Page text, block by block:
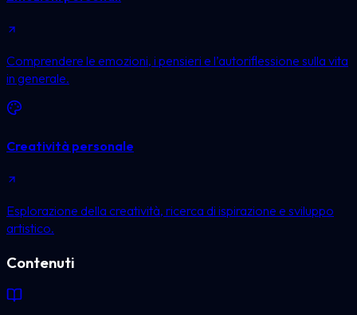
Comprendere le emozioni, i pensieri e l’autoriflessione sulla vita
in generale.
Creatività personale
Esplorazione della creatività, ricerca di ispirazione e sviluppo
artistico.
Contenuti